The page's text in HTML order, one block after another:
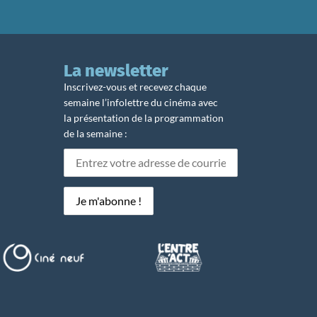
La newsletter
Inscrivez-vous et recevez chaque
semaine l’infolettre du cinéma avec
la présentation de la programmation
de la semaine :